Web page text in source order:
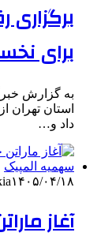
برای
به گزارش
استان تهران
داد و…
۱۴۰۵/۰۴/۱۸
آغاز